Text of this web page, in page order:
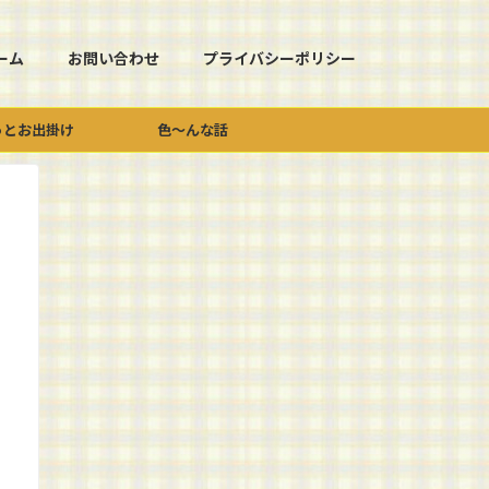
ム お問い合わせ プライバシーポリシー
お出掛け 色～んな話